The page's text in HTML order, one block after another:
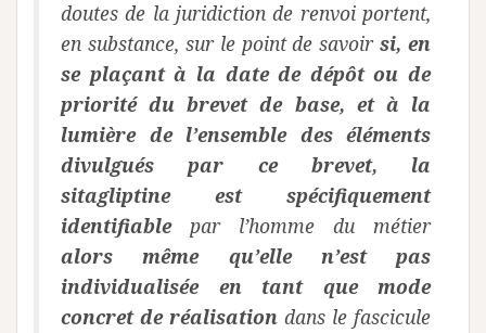
doutes de la juridiction de renvoi portent,
en substance, sur le point de savoirsi, en
se plaçant à la date de dépôt ou de
priorité du brevet de base, et à la
lumière de l’ensemble des éléments
divulgués par ce brevet, la
sitagliptine est spécifiquement
identifiablepar l’homme du métier
alors même qu’elle n’est pas
individualisée en tant que mode
concret de réalisation dans le fascicule